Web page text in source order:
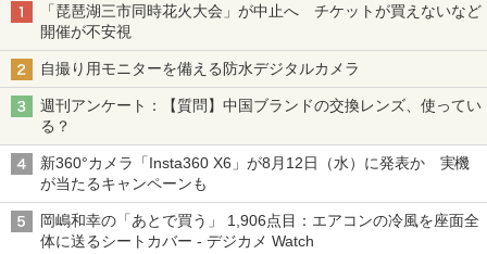
「琵琶湖三市同時花火大会」が中止へ チケットが買えないなど
開催が不安視
自撮り用モニターを備える防水デジタルカメラ
週刊アンケート：【質問】中国ブランドの交換レンズ、使ってい
る？
新360°カメラ「Insta360 X6」が8月12日（水）に発表か 実機
が当たるキャンペーンも
岡嶋和幸の「あとで買う」 1,906点目：エアコンの冷風を座面全
体に送るシートカバー - デジカメ Watch